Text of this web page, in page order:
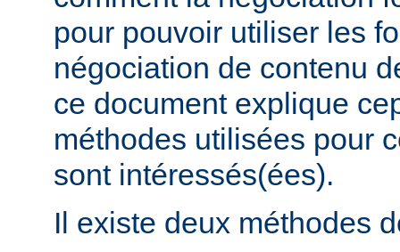
pour pouvoir utiliser les
négociation de contenu
ce document explique
méthodes utilisées pour
sont intéressés(ées).
Il existe deux méthodes